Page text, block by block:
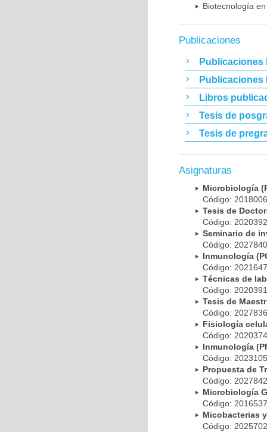
Biotecnología
Publicaciones
Publicaciones
Publicaciones
Libros
Tesis de
Tesis de
Asignaturas
Microbiología
Código:
Tesis de
Código:
Seminario de
Código:
Inmunología
Código:
Técnicas de
Código:
Tesis de
Código:
Fisiología
Código:
Inmunología
Código:
Propuesta de
Código:
Microbiología
Código:
Micobacterias
Código: